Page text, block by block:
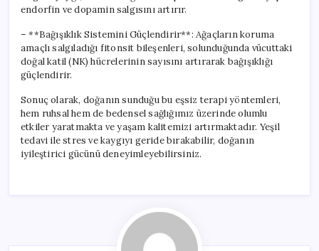
endorfin ve dopamin salgısını artırır.
– **Bağışıklık Sistemini Güçlendirir**: Ağaçların koruma
amaçlı salgıladığı fitonsit bileşenleri, solunduğunda vücuttaki
doğal katil (NK) hücrelerinin sayısını artırarak bağışıklığı
güçlendirir.
Sonuç olarak, doğanın sunduğu bu eşsiz terapi yöntemleri,
hem ruhsal hem de bedensel sağlığımız üzerinde olumlu
etkiler yaratmakta ve yaşam kalitemizi artırmaktadır. Yeşil
tedavi ile stres ve kaygıyı geride bırakabilir, doğanın
iyileştirici gücünü deneyimleyebilirsiniz.